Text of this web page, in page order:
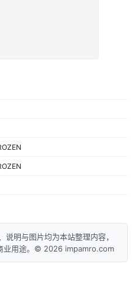
明与图片均为本站整理内容，
业用途。© 2026 impamro.com